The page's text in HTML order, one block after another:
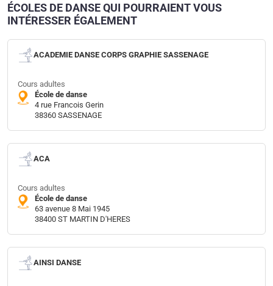
ÉCOLES DE DANSE QUI POURRAIENT VOUS
INTÉRESSER ÉGALEMENT
ACADEMIE DANSE CORPS GRAPHIE SASSENAGE
Cours adultes
École de danse
4 rue Francois Gerin
38360 SASSENAGE
ACA
Cours adultes
École de danse
63 avenue 8 Mai 1945
38400 ST MARTIN D'HERES
AINSI DANSE